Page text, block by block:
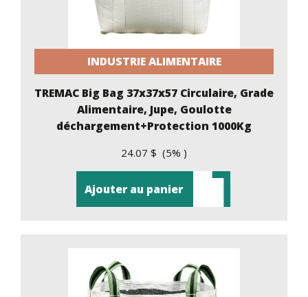
INDUSTRIE ALIMENTAIRE
TREMAC Big Bag 37x37x57 Circulaire, Grade
Alimentaire, Jupe, Goulotte
déchargement+Protection 1000Kg
24.07 $ (5% )
Ajouter au panier